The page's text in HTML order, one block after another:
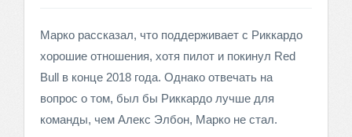
Марко рассказал, что поддерживает с Риккардо
хорошие отношения, хотя пилот и покинул Red
Bull в конце 2018 года. Однако отвечать на
вопрос о том, был бы Риккардо лучше для
команды, чем Алекс Элбон, Марко не стал.